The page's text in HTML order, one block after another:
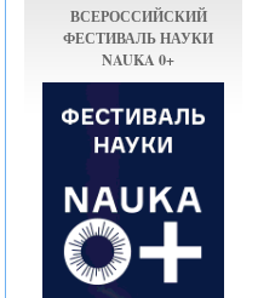
ВСЕРОССИЙСКИЙ
ФЕСТИВАЛЬ НАУКИ
NAUKA 0+